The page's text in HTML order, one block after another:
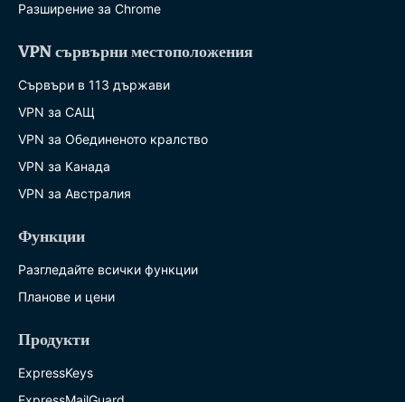
Разширение за Chrome
VPN сървърни местоположения
Сървъри в 113 държави
VPN за САЩ
VPN за Обединеното кралство
VPN за Канада
VPN за Австралия
Функции
Разгледайте всички функции
Планове и цени
Продукти
ExpressKeys